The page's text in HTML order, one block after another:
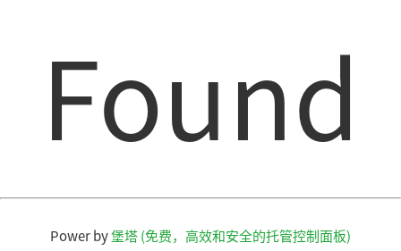
Found
Power by堡塔 (免费，高效和安全的托管控制面板)